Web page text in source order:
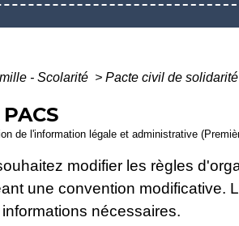
- Scolarité > Pacte civil de
de l'information légale et administrative
modifier les règles
une convention modificative.
nécessaires.